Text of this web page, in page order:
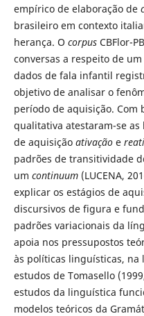
empírico de elaboração de
brasileiro em contexto
herança. O corpusCBFlor-
conversas a respeito de
dados de fala infantil
objetivo de analisar o
período de aquisição. Com
qualitativa atestaram-se as
de aquisição ativaçãoe
padrões de transitividade
um continuum(LUCENA,
explicar os estágios de
discursivos de figura e
padrões variacionais da
apoia nos pressupostos
às políticas linguísticas,
estudos de Tomasello
estudos da linguística
modelos teóricos da